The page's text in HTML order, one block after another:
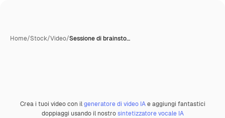
Home/Stock/Video/Sessione di brainsto…
Premium
Crea i tuoi video con ilgeneratore di video IAe aggiungi fantastici
doppiaggi usando il nostrosintetizzatore vocale IA